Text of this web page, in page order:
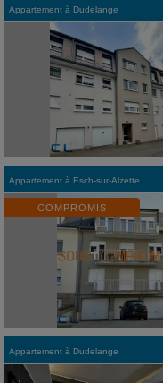
Appartement à Dudelange
Appartement à Esch-sur-Alzette
COMPROMIS
Appartement à Dudelange